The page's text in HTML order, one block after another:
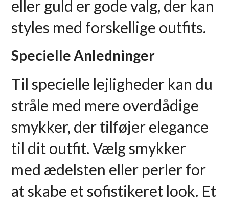
eller guld er gode valg, der kan
styles med forskellige outfits.
Specielle Anledninger
Til specielle lejligheder kan du
stråle med mere overdådige
smykker, der tilføjer elegance
til dit outfit. Vælg smykker
med ædelsten eller perler for
at skabe et sofistikeret look. Et